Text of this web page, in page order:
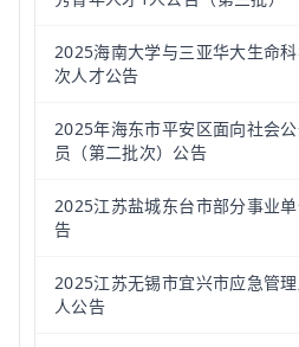
2025海南大学与三亚华大生命
次人才公告
2025年海东市平安区面向社会
员（第二批次）公告
2025江苏盐城东台市部分事业
告
2025江苏无锡市宜兴市应急管
人公告